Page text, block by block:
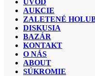
ÚVOD
AUKCIE
ZALETENÉ
DISKUSIA
BAZÁR
KONTAKT
O NÁS
ABOUT
SÚKROMIE